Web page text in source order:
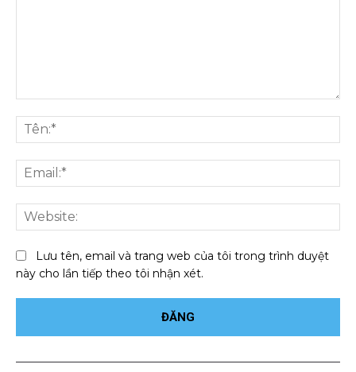
luận:
Lưu tên, email và trang web của tôi trong trình duyệt
này cho lần tiếp theo tôi nhận xét.